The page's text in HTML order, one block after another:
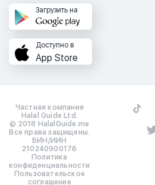
Загрузить на
Доступно в
App Store
Частная компания
Halal Guide Ltd.
© 2018 HalalGuide.me
Все права защищены.
БИН/ИИН
210240900176
Политика
конфиденциальности
Пользовательское
соглашение